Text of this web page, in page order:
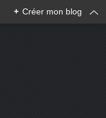
+ Créer mon blog